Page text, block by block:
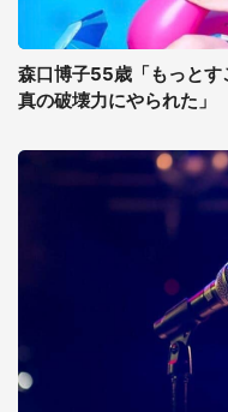
森口博子55歳「もっとす
真の破壊力にやられた」